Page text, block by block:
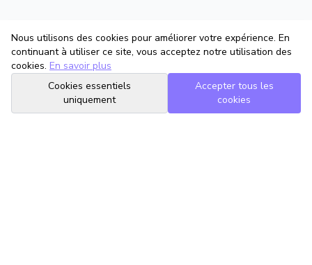
Nous utilisons des cookies pour améliorer votre expérience. En
continuant à utiliser ce site, vous acceptez notre utilisation des
cookies. En savoir plus
Cookies essentiels
uniquement
Accepter tous les
cookies